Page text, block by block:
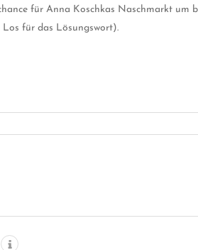
für Anna Koschkas Naschmarkt um
für das Lösungswort).